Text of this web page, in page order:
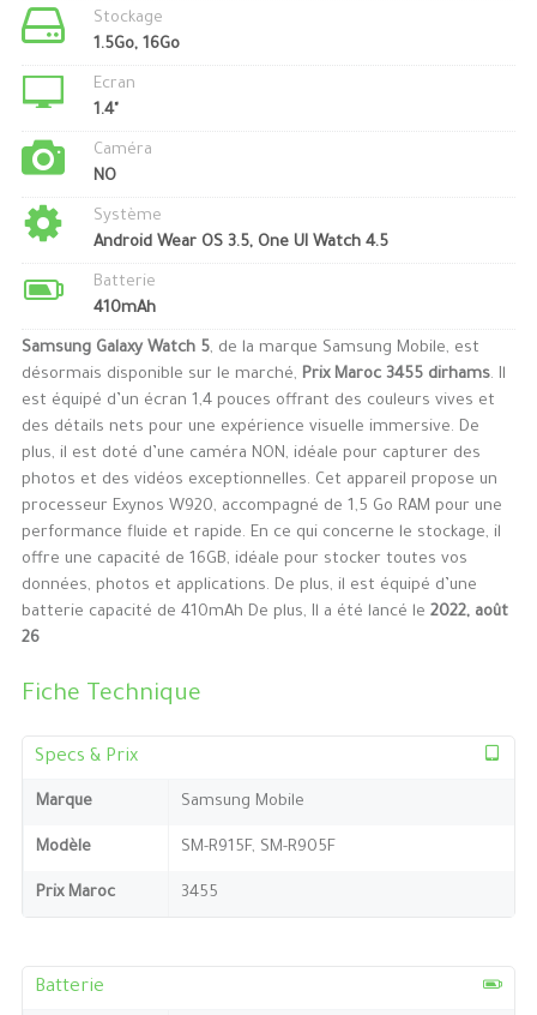
Stockage
1.5Go, 16Go
Ecran
1.4"
Caméra
NO
Système
Android Wear OS 3.5, One UI Watch 4.5
Batterie
410mAh
Samsung Galaxy Watch 5, de la marque Samsung Mobile, est
désormais disponible sur le marché, Prix Maroc 3455 dirhams. Il
est équipé d’un écran 1,4 pouces offrant des couleurs vives et
des détails nets pour une expérience visuelle immersive. De
plus, il est doté d’une caméra NON, idéale pour capturer des
photos et des vidéos exceptionnelles. Cet appareil propose un
processeur Exynos W920, accompagné de 1,5 Go RAM pour une
performance fluide et rapide. En ce qui concerne le stockage, il
offre une capacité de 16GB, idéale pour stocker toutes vos
données, photos et applications. De plus, il est équipé d’une
batterie capacité de 410mAh De plus, Il a été lancé le 2022, août
26
Fiche Technique
Specs & Prix
Marque Samsung Mobile
Modèle SM-R915F, SM-R905F
Prix Maroc 3455
Batterie